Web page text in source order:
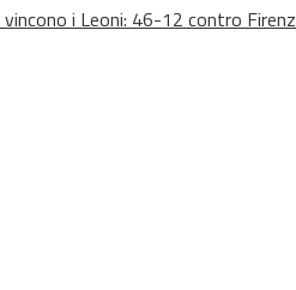
vincono i Leoni: 46-12 contro